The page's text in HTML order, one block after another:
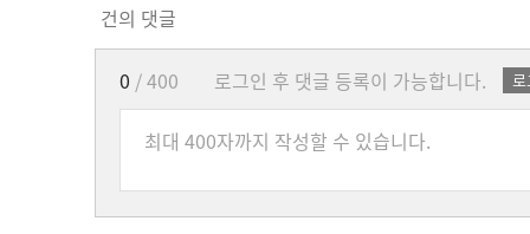
건의 댓글
로그인 후 댓글 등록이 가능합니다.
0 / 400